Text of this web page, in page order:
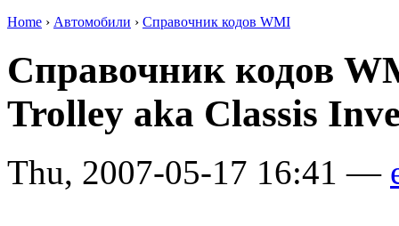
Home › Автомобили › Справочник кодов WMI
Справочник кодов
Trolley aka Classis
Thu, 2007-05-17 16:41 —